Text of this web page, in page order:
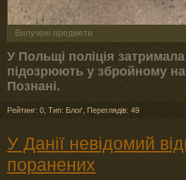
Вилучені предмети
У Польщі поліція
підозрюють у збройному
Познані.
Рейтинг: 0 Тип: Блоґ Переглядів: 49
У Данії невідомий
поранених